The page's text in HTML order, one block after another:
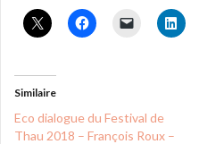
Similaire
Eco dialogue du Festival de
Thau 2018 – François Roux –